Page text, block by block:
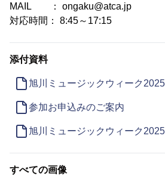
MAIL ： ongaku@atca.jp
対応時間： 8:45～17:15
添付資料
旭川ミュージックウィーク
参加お申込みのご案内
旭川ミュージックウィーク
すべての画像